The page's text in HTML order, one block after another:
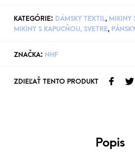
KATEGÓRIE: DÁMSKY TEXTIL, MIKINY
MIKINY S KAPUCŇOU, SVETRE,
ZNAČKA: NHF
ZDIEĽAŤ TENTO PRODUKT
Popis